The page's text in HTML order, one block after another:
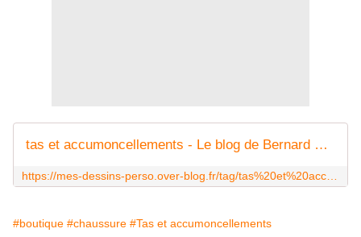
tas et accumoncellements - Le blog de Bernard Moutin
#boutique #chaussure #Tas et accumoncellements